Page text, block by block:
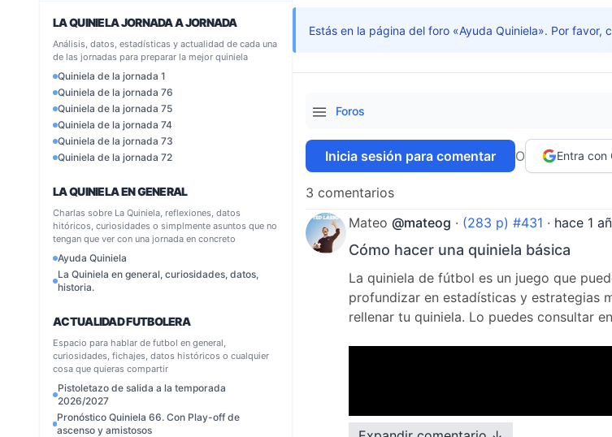
LA QUINIELA JORNADA A JORNADA
Análisis, datos, estadísticas y actualidad de cada una
de las jornadas para preparar la mejor quiniela
Quiniela de la jornada 1
Quiniela de la jornada 76
Quiniela de la jornada 75
Quiniela de la jornada 74
Quiniela de la jornada 73
Quiniela de la jornada 72
LA QUINIELA EN GENERAL
Charlas sobre La Quiniela, reflexiones, datos
hitóricos, curiosidades o simplmente asuntos que no
tengan que ver con una jornada en concreto
Ayuda Quiniela
La Quiniela en general, curiosidades, datos,
historia.
ACTUALIDAD FUTBOLERA
Espacio para hablar de futbol en general,
curiosidades, fichajes, datos históricos o cualquier
cosa que quieras compartir
Pistoletazo de salida a la temporada
2026/2027
Pronóstico Quiniela 66. Con Play-off de
ascenso y amistosos
Estás en la página del foro «Ayuda Quiniela». Por
Foros
Inicia sesión para comentar O Entra con
3 comentarios
Mateo @mateog · (283 p) #431 · hace 1
Cómo hacer una quiniela básica
La quiniela de fútbol es un juego que
profundizar en estadísticas y estrategias
rellenar tu quiniela. Lo puedes consultar